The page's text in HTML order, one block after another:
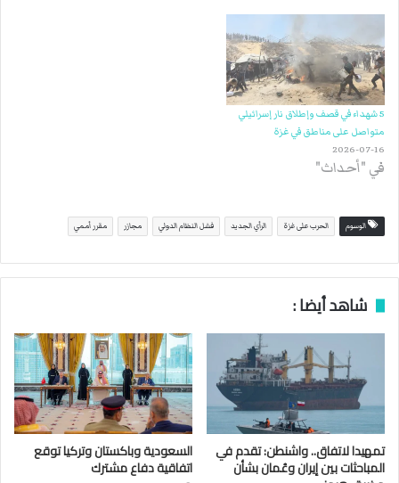
5 شهداء في قصف وإطلاق نار إسرائيلي
متواصل على مناطق في غزة
2026-07-16
في "أحداث"
الوسوم الحرب على غزة الرأي الجديد فشل النظام الدولي مجازر مقرر أممي
شاهد أيضا :
تمهيدا لاتفاق.. واشنطن: تقدم في
المباحثات بين إيران وعُمان بشأن
السعودية وباكستان وتركيا توقع
اتفاقية دفاع مشترك